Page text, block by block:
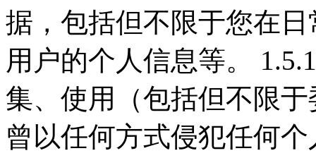
据，包括但不限于您在
用户的个人信息等。
集、使用（包括但不限
曾以任何方式侵犯任何